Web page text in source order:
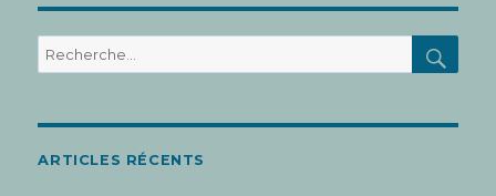
Recherche
pour
ARTICLES RÉCENTS